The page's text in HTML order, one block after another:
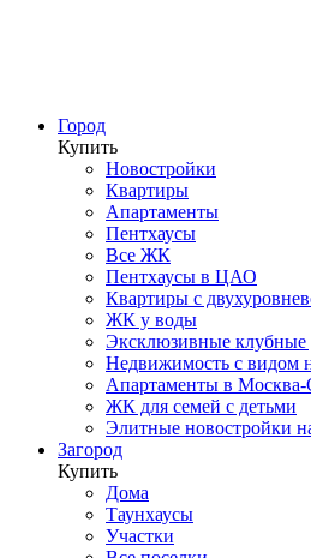
Город
Купить
Новостройки
Квартиры
Апартаменты
Пентхаусы
Все ЖК
Пентхаусы в ЦАО
Квартиры с
ЖК у воды
Эксклюзивные клубные
Недвижимость с видом
Апартаменты в
ЖК для семей с детьми
Элитные новостройки
Загород
Купить
Дома
Таунхаусы
Участки